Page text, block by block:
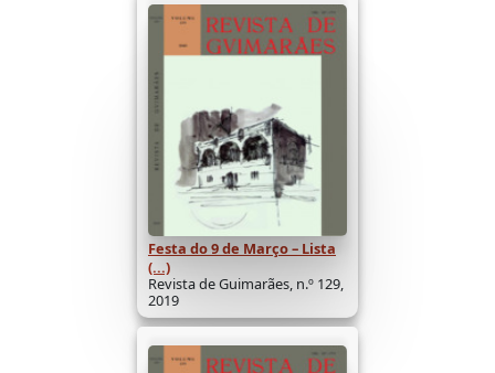
Festa do 9 de Março – Lista
(...)
Revista de Guimarães, n.º 129,
2019